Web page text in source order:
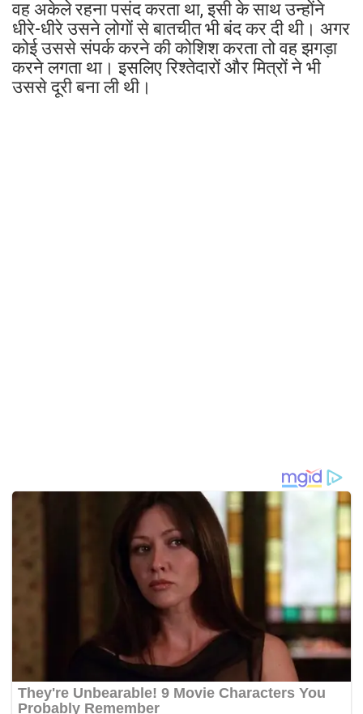
वह अकेले रहना पसंद करता था, इसी के साथ उन्होंने
धीरे-धीरे उसने लोगों से बातचीत भी बंद कर दी थी। अगर
कोई उससे संपर्क करने की कोशिश करता तो वह झगड़ा
करने लगता था। इसलिए रिश्तेदारों और मित्रों ने भी
उससे दूरी बना ली थी।